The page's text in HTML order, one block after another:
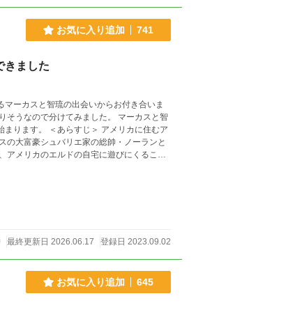
お気に入り追加 741
きました
ーカスと智琉の出会いからお付き合いま
そうなので分けてみました。 マーカスと智
リカに住むア
の大富豪シュバリエ家の総帥・ノーランと
アメリカのエルドの自宅に遊びにくること
なってしまう。 アメリカのエルドの自宅
ランの息子がいきなり智琉を抱きしめ
最終更新日 2026.06.17 登録日 2023.09.02
お気に入り追加 645